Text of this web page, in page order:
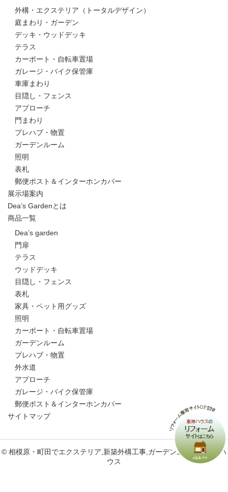
外構・エクステリア（トータルデザイン）
庭まわり・ガーデン
デッキ・ウッドデッキ
テラス
カーポート・自転車置場
ガレージ・バイク保管庫
車庫まわり
目隠し・フェンス
アプローチ
門まわり
プレハブ・物置
ガーデンルーム
照明
表札
郵便ポスト＆インターホンカバー
展示場案内
Dea’s Gardenとは
商品一覧
Dea’s garden
門扉
テラス
ウッドデッキ
目隠し・フェンス
表札
家具・ペット用グッズ
照明
カーポート・自転車置場
ガーデンルーム
プレハブ・物置
外水道
アプローチ
ガレージ・バイク保管庫
郵便ポスト＆インターホンカバー
サイトマップ
© 相模原・町田でエクステリア,新築外構工事,ガーデン工事なら東神ハ
ウス